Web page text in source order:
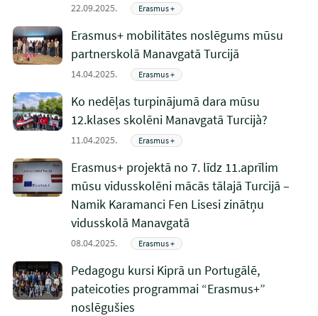
22.09.2025. Erasmus +
Erasmus+ mobilitātes noslēgums mūsu
partnerskolā Manavgatā Turcijā
14.04.2025. Erasmus +
Ko nedēļas turpinājumā dara mūsu
12.klases skolēni Manavgatā Turcijà?
11.04.2025. Erasmus +
Erasmus+ projektā no 7. līdz 11.aprīlim
mūsu vidusskolēni mācās tālajā Turcijā –
Namik Karamanci Fen Lisesi zinātņu
vidusskolā Manavgatā
08.04.2025. Erasmus +
Pedagogu kursi Kiprā un Portugālē,
pateicoties programmai “Erasmus+”
noslēgušies